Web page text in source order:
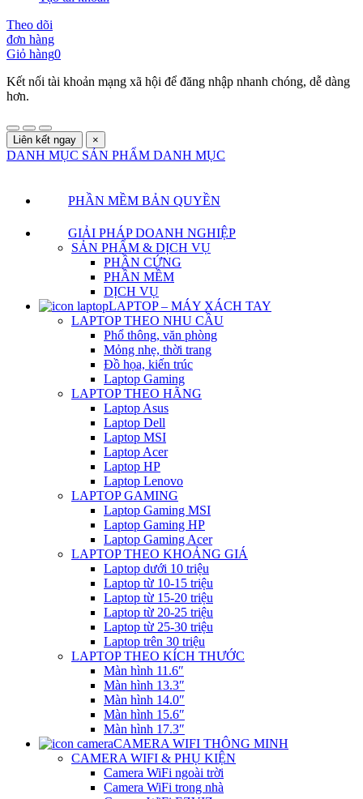
Theo dõi
đơn hàng
Giỏ hàng0
Kết nối tài khoản mạng xã hội để đăng nhập nhanh chóng, dễ dàng
hơn.
Liên kết ngay ×
DANH MỤC SẢN PHẨM DANH MỤC
PHẦN MỀM BẢN QUYỀN
GIẢI PHÁP DOANH NGHIỆP
SẢN PHẨM & DỊCH VỤ
PHẦN CỨNG
PHẦN MỀM
DỊCH VỤ
LAPTOP – MÁY XÁCH TAY
LAPTOP THEO NHU CẦU
Phổ thông, văn phòng
Mỏng nhẹ, thời trang
Đồ họa, kiến trúc
Laptop Gaming
LAPTOP THEO HÃNG
Laptop Asus
Laptop Dell
Laptop MSI
Laptop Acer
Laptop HP
Laptop Lenovo
LAPTOP GAMING
Laptop Gaming MSI
Laptop Gaming HP
Laptop Gaming Acer
LAPTOP THEO KHOẢNG GIÁ
Laptop dưới 10 triệu
Laptop từ 10-15 triệu
Laptop từ 15-20 triệu
Laptop từ 20-25 triệu
Laptop từ 25-30 triệu
Laptop trên 30 triệu
LAPTOP THEO KÍCH THƯỚC
Màn hình 11.6″
Màn hình 13.3″
Màn hình 14.0″
Màn hình 15.6″
Màn hình 17.3″
CAMERA WIFI THÔNG MINH
CAMERA WIFI & PHỤ KIỆN
Camera WiFi ngoài trời
Camera WiFi trong nhà